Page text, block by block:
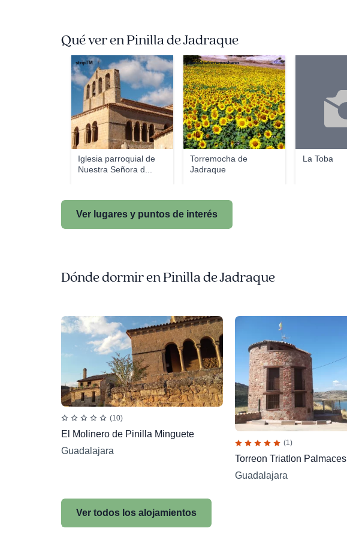
Qué ver en Pinilla de Jadraque
Iglesia parroquial de
Nuestra Señora d...
stripTM
Torremocha de
Jadraque
alimochetorremochano
La Toba
Ver lugares y puntos de interés
Dónde dormir en Pinilla de Jadraque
(10)
El Molinero de Pinilla Minguete
Guadalajara
(1)
Torreon Triatlon Palmaces
Guadalajara
Ver todos los alojamientos